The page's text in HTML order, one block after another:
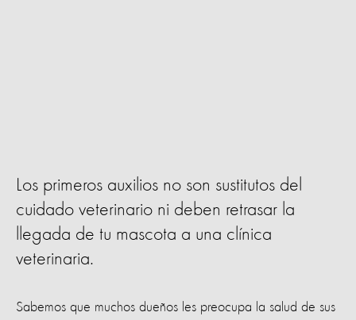
Los primeros auxilios no son sustitutos del
cuidado veterinario ni deben retrasar la
llegada de tu mascota a una clínica
veterinaria.
Sabemos que muchos dueños les preocupa la salud de sus